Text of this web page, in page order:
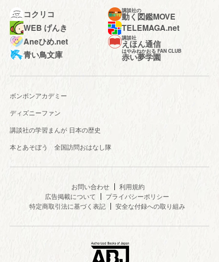
コクリコ
講談社の
動く図鑑MOVE
WEB げんき
TELEMAGA.net
Aneひめ.net
講談社
えほん通信
青い鳥文庫
はやみねかおる FAN CLUB
赤い夢学園
ボンボンアカデミー
ディズニーファン
講談社の学習まんが 日本の歴史
本とあそぼう 全国訪問おはなし隊
お問い合わせ
利用規約
広告掲載について
プライバシーポリシー
特定商取引法に基づく表記
安全な付録への取り組み